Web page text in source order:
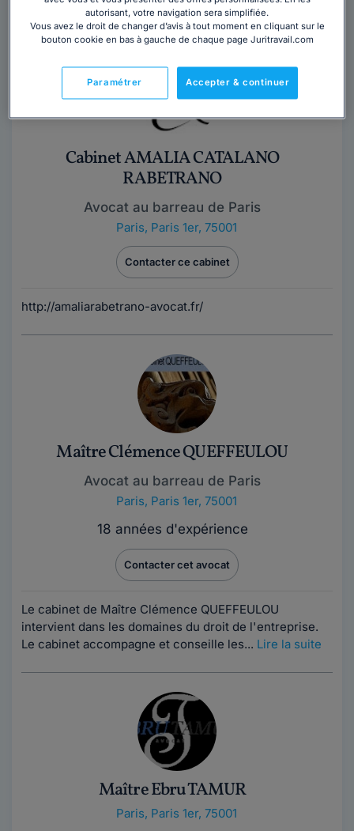
l'information
Cabinet AMALIA CATALANO
RABETRANO
Avocat au barreau de Paris
Paris, Paris 1er, 75001
Contacter ce cabinet
http://amaliarabetrano-avocat.fr/
Maître Clémence QUEFFEULOU
Avocat au barreau de Paris
Paris, Paris 1er, 75001
18 années d'expérience
Contacter cet avocat
Le cabinet de Maître Clémence QUEFFEULOU
intervient dans les domaines du droit de l'entreprise.
Le cabinet accompagne et conseille les... Lire la suite
Maître Ebru TAMUR
Paris, Paris 1er, 75001
autorisant, votre navigation sera simplifiée.
Vous avez le droit de changer d’avis à tout moment en cliquant sur le
bouton cookie en bas à gauche de chaque page Juritravail.com
Accepter & continuer
Paramétrer